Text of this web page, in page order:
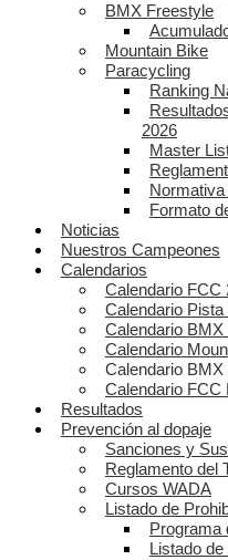
BMX Freestyle
Mountain Bike
Paracycling
Ranking
2026
Master
Formato
Noticias
Nuestros Campeones
Calendarios
Calendario FCC
Calendario Pista
Calendario
Calendario
Calendario
Calendario FCC
Resultados
Prevención al dopaje
Sanciones y
Reglamento del
Cursos WADA
Listado de
Programa
Listado